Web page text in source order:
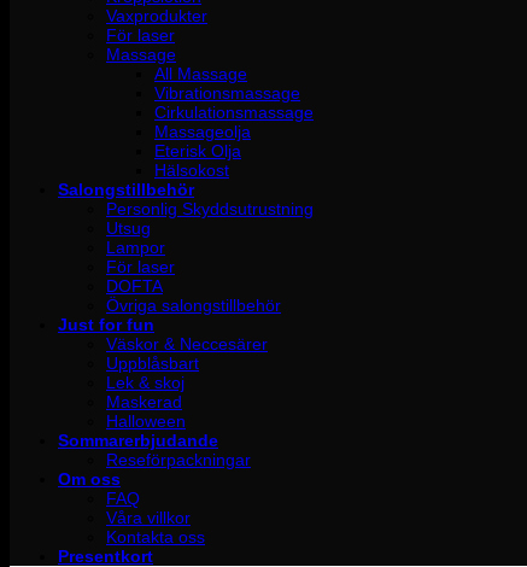
Vaxprodukter
För laser
Massage
All Massage
Vibrationsmassage
Cirkulationsmassage
Massageolja
Eterisk Olja
Hälsokost
Salongstillbehör
Personlig Skyddsutrustning
Utsug
Lampor
För laser
DOFTA
Övriga salongstillbehör
Just for fun
Väskor & Neccesärer
Uppblåsbart
Lek & skoj
Maskerad
Halloween
Sommarerbjudande
Reseförpackningar
Om oss
FAQ
Våra villkor
Kontakta oss
Presentkort